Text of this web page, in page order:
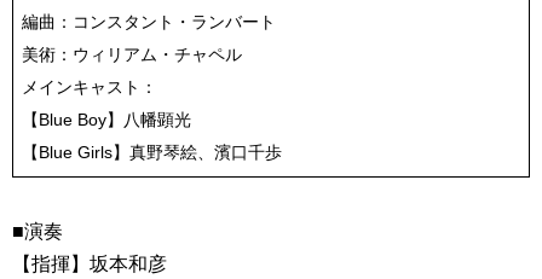
編曲：コンスタント・ランバート
美術：ウィリアム・チャペル
メインキャスト：
【Blue Boy】八幡顕光
【Blue Girls】真野琴絵、濱口千歩
■演奏
【指揮】坂本和彦